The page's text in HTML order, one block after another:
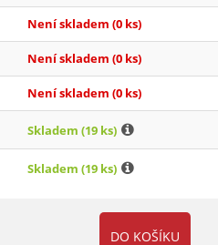
Není skladem (0 ks)
Není skladem (0 ks)
Není skladem (0 ks)
Skladem (19 ks)
Skladem (19 ks)